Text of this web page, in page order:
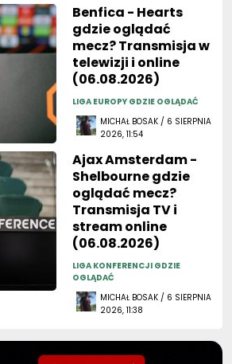
Benfica - Hearts
gdzie oglądać
mecz? Transmisja w
telewizji i online
(06.08.2026)
LIGA EUROPY GDZIE OGLĄDAĆ
MICHAŁ BOSAK / 6 SIERPNIA
2026, 11:54
Ajax Amsterdam -
Shelbourne gdzie
oglądać mecz?
Transmisja TV i
stream online
(06.08.2026)
LIGA KONFERENCJI GDZIE
OGLĄDAĆ
MICHAŁ BOSAK / 6 SIERPNIA
2026, 11:38